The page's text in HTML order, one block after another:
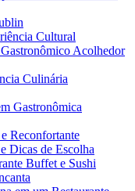
Cultural
Acolhedor
Culinária
Gastronômica
Reconfortante
Dicas de Escolha
Buffet e Sushi